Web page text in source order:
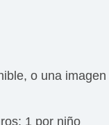
o una
1 por niño